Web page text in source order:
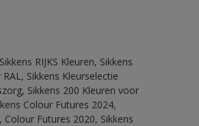
RIJKS Kleuren, Sikkens
Sikkens Kleurselectie
Sikkens 200 Kleuren voor
Colour Futures 2024,
Futures 2020, Sikkens